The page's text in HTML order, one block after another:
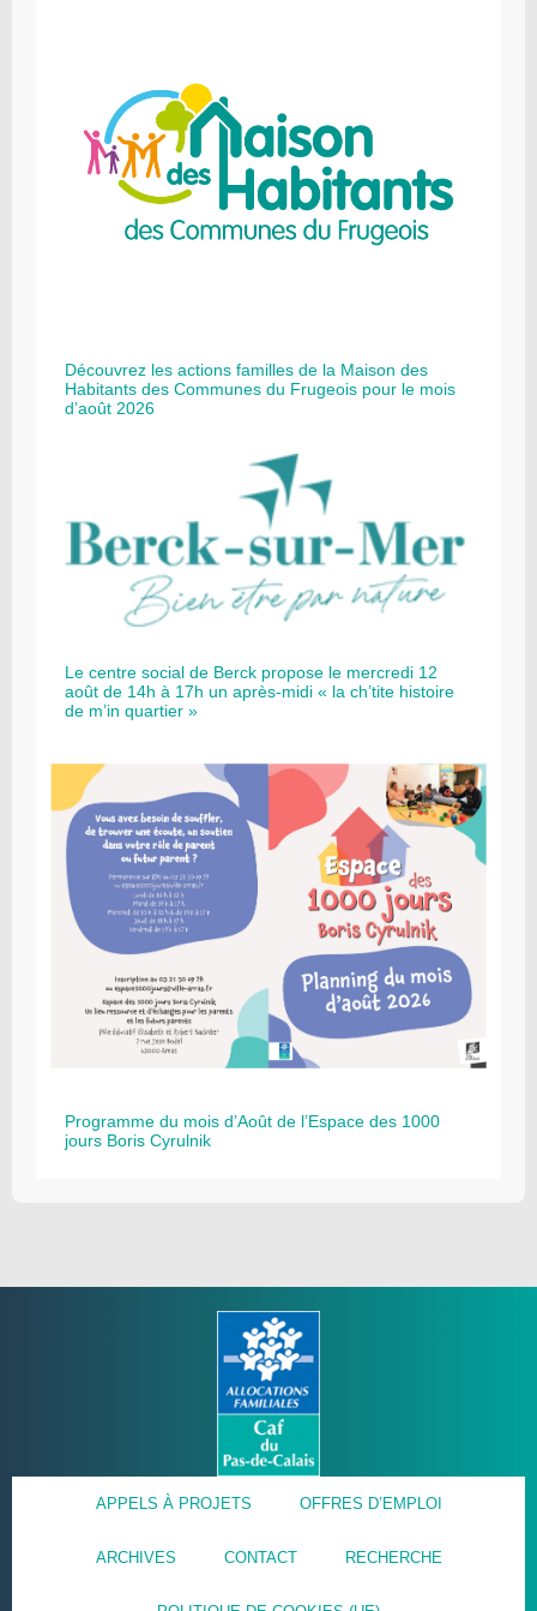
Découvrez les actions familles de la Maison des
Habitants des Communes du Frugeois pour le mois
d’août 2026
Le centre social de Berck propose le mercredi 12
août de 14h à 17h un après-midi « la ch’tite histoire
de m’in quartier »
Programme du mois d’Août de l’Espace des 1000
jours Boris Cyrulnik
APPELS À PROJETS OFFRES D’EMPLOI
ARCHIVES CONTACT RECHERCHE